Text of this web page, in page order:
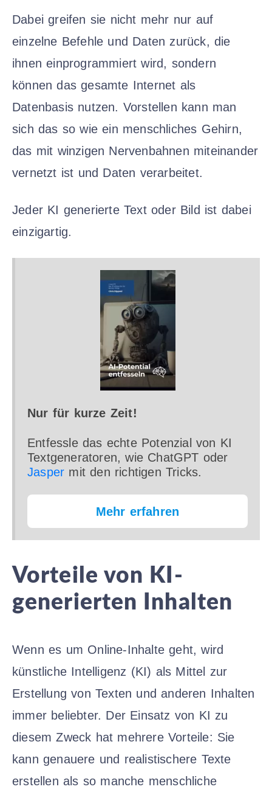
Dabei greifen sie nicht mehr nur auf
einzelne Befehle und Daten zurück, die
ihnen einprogrammiert wird, sondern
können das gesamte Internet als
Datenbasis nutzen. Vorstellen kann man
sich das so wie ein menschliches Gehirn,
das mit winzigen Nervenbahnen miteinander
vernetzt ist und Daten verarbeitet.
Jeder KI generierte Text oder Bild ist dabei
einzigartig.
Nur für kurze Zeit!
Entfessle das echte Potenzial von KI
Textgeneratoren, wie ChatGPT oder
Jasper mit den richtigen Tricks.
Mehr erfahren
Vorteile von KI-
generierten Inhalten
Wenn es um Online-Inhalte geht, wird
künstliche Intelligenz (KI) als Mittel zur
Erstellung von Texten und anderen Inhalten
immer beliebter. Der Einsatz von KI zu
diesem Zweck hat mehrere Vorteile: Sie
kann genauere und realistischere Texte
erstellen als so manche menschliche